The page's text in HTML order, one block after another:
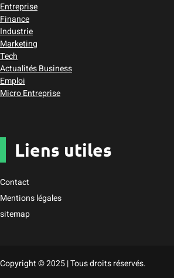
Entreprise
Finance
Industrie
Marketing
Tech
Actualités Business
Emploi
Micro Entreprise
Liens utiles
Contact
Mentions légales
sitemap
Copyright © 2025 | Tous droits réservés.